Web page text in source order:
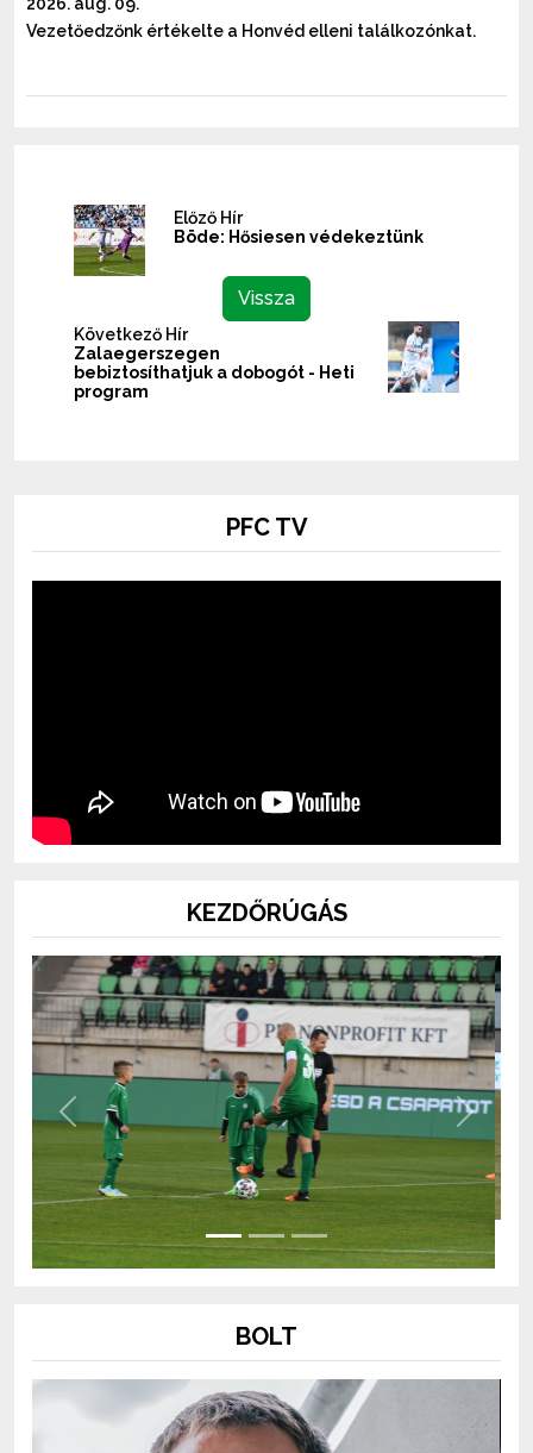
2026. aug. 09.
Vezetőedzőnk értékelte a Honvéd elleni találkozónkat.
Előző Hír
Böde: Hősiesen védekeztünk
Vissza
Következő Hír
Zalaegerszegen
bebiztosíthatjuk a dobogót - Heti
program
PFC TV
KEZDŐRÚGÁS
Previous Next